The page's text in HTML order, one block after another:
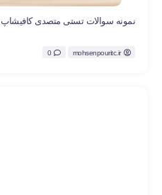
نمونه سوالات تستی متصدی کافیشاپ
mohsenpouritc.ir
0